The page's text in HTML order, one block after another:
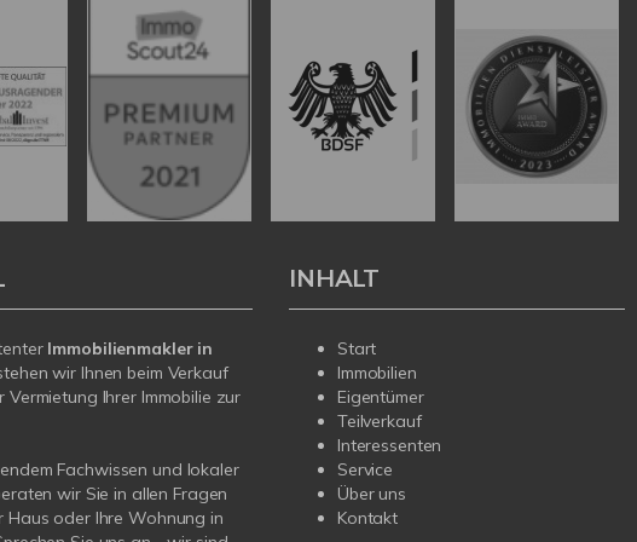
Immobilienmakler in
wir Ihnen beim Verkauf
Vermietung Ihrer Immobilie zur
Fachwissen und lokaler
wir Sie in allen Fragen
Haus oder Ihre Wohnung in
INHALT
Start
Immobilien
Eigentümer
Teilverkauf
Interessenten
Service
Über uns
Kontakt